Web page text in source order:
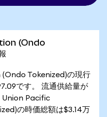
(Ondo
Tokenized)の現行
です。 流通供給量が
Union Pacific
の時価総額は$3.14万